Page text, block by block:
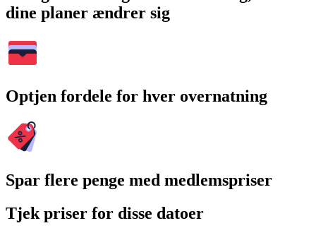
dine planer ændrer sig
Optjen fordele for hver overnatning
Spar flere penge med medlemspriser
Tjek priser for disse datoer